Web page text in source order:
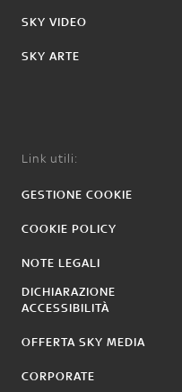
SKY VIDEO
SKY ARTE
Link utili:
GESTIONE COOKIE
COOKIE POLICY
NOTE LEGALI
DICHIARAZIONE
ACCESSIBILITÀ
OFFERTA SKY MEDIA
CORPORATE